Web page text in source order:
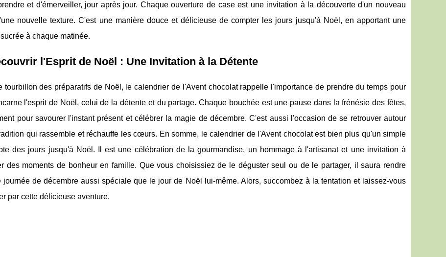
et d'émerveiller, jour après jour. Chaque ouverture de case est une invitation à la découverte d'un nouveau
nouvelle texture. C'est une manière douce et délicieuse de compter les jours jusqu'à Noël, en apportant une
à chaque matinée.
l'Esprit de Noël : Une Invitation à la Détente
tourbillon des préparatifs de Noël, le calendrier de l'Avent chocolat rappelle l'importance de prendre du temps pour
l'esprit de Noël, celui de la détente et du partage. Chaque bouchée est une pause dans la frénésie des fêtes,
pour savourer l'instant présent et célébrer la magie de décembre. C'est aussi l'occasion de se retrouver autour
qui rassemble et réchauffe les cœurs. En somme, le calendrier de l'Avent chocolat est bien plus qu'un simple
des jours jusqu'à Noël. Il est une célébration de la gourmandise, un hommage à l'artisanat et une invitation à
des moments de bonheur en famille. Que vous choisissiez de le déguster seul ou de le partager, il saura rendre
journée de décembre aussi spéciale que le jour de Noël lui-même. Alors, succombez à la tentation et laissez-vous
par cette délicieuse aventure.